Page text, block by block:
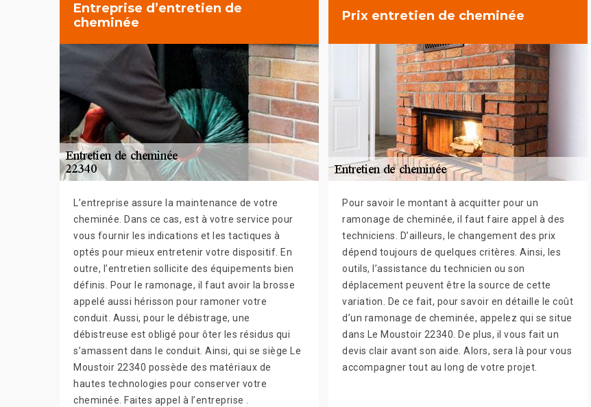
Entreprise d’entretien de
cheminée
L’entreprise assure la maintenance de votre
cheminée. Dans ce cas, est à votre service pour
vous fournir les indications et les tactiques à
optés pour mieux entretenir votre dispositif. En
outre, l’entretien sollicite des équipements bien
définis. Pour le ramonage, il faut avoir la brosse
appelé aussi hérisson pour ramoner votre
conduit. Aussi, pour le débistrage, une
débistreuse est obligé pour ôter les résidus qui
s’amassent dans le conduit. Ainsi, qui se siège Le
Moustoir 22340 possède des matériaux de
hautes technologies pour conserver votre
cheminée. Faites appel à l’entreprise .
Prix entretien de cheminée
Pour savoir le montant à acquitter pour un
ramonage de cheminée, il faut faire appel à des
techniciens. D’ailleurs, le changement des prix
dépend toujours de quelques critères. Ainsi, les
outils, l’assistance du technicien ou son
déplacement peuvent être la source de cette
variation. De ce fait, pour savoir en détaille le coût
d’un ramonage de cheminée, appelez qui se situe
dans Le Moustoir 22340. De plus, il vous fait un
devis clair avant son aide. Alors, sera là pour vous
accompagner tout au long de votre projet.